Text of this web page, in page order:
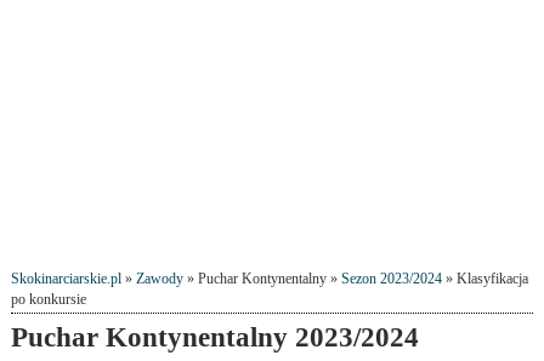
Skokinarciarskie.pl» Zawody» Puchar Kontynentalny » Sezon 2023/2024» Klasyfikacja
po konkursie
Puchar Kontynentalny 2023/2024